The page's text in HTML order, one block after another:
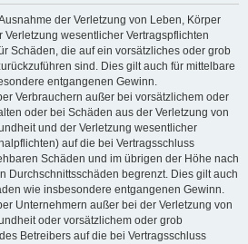
der Verletzung von Leben, Körper
wesentlicher Vertragspflichten
Schäden, die auf ein vorsätzliches oder grob
sind. Dies gilt auch für mittelbare
entgangenen Gewinn.
Verbrauchern außer bei vorsätzlichem oder
oder bei Schäden aus der Verletzung von
und der Verletzung wesentlicher
auf die bei Vertragsschluss
Schäden und im übrigen der Höhe nach
Durchschnittsschäden begrenzt. Dies gilt auch
wie insbesondere entgangenen Gewinn.
Unternehmern außer bei der Verletzung von
oder vorsätzlichem oder grob
Betreibers auf die bei Vertragsschluss